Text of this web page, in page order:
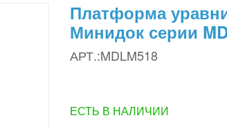
Платформа
Минидок серии
АРТ.:MDLM518
ЕСТЬ В НАЛИЧИИ